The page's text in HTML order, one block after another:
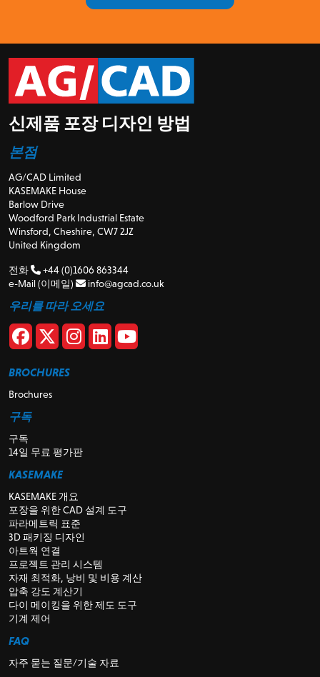
신제품 포장 디자인 방법
본점
AG/CAD Limited
KASEMAKE House
Barlow Drive
Woodford Park Industrial Estate
Winsford, Cheshire, CW7 2JZ
United Kingdom
전화
+44 (0)1606 863344
e-Mail (이메일)
info@agcad.co.uk
우리를 따라 오세요
BROCHURES
Brochures
구독
구독
14일 무료 평가판
KASEMAKE
KASEMAKE 개요
포장을 위한 CAD 설계 도구
파라메트릭 표준
3D 패키징 디자인
아트웍 연결
프로젝트 관리 시스템
자재 최적화, 낭비 및 비용 계산
압축 강도 계산기
다이 메이킹을 위한 제도 도구
기계 제어
FAQ
자주 묻는 질문/기술 자료